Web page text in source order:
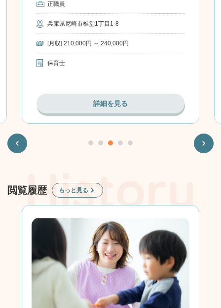
Previous
正職員
兵庫県尼崎市椎堂1丁目1-8
[月収] 210,000円 ～ 240,000円
保育士
詳細を見る
Next
閲覧履歴 もっと見る